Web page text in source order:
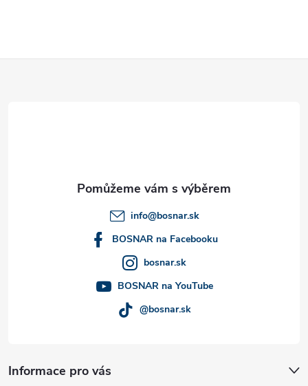
s
Informace pro vás
info@bosnar.sk
BOSNAR na Facebooku
bosnar.sk
BOSNAR na YouTube
@bosnar.sk